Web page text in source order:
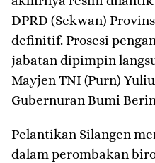
DPRD (Sekwan)
definitif. Prosesi
jabatan dipimpin
Mayjen TNI (Purn)
Gubernuran Bumi
​Pelantikan Silangen
dalam perombakan